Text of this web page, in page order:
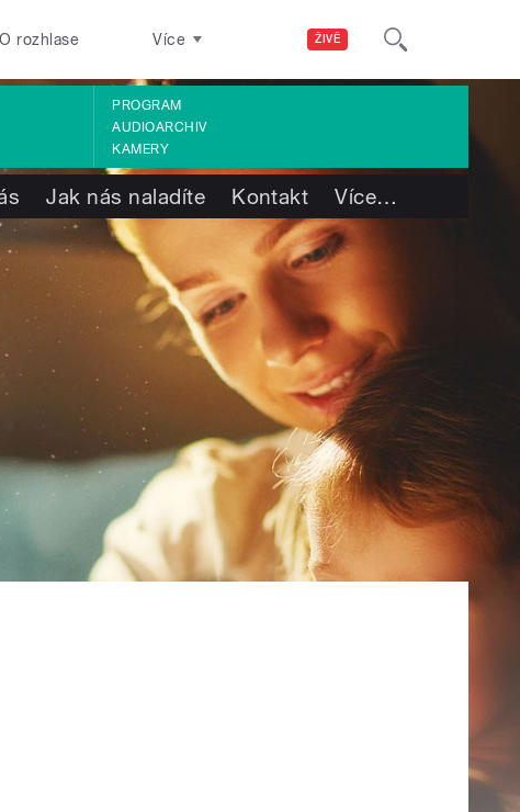
ŽIVĚ
O rozhlase Více
PROGRAM
AUDIOARCHIV
KAMERY
Jak nás naladíte Kontakt Více…